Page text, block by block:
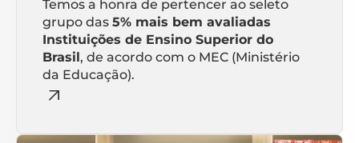
Temos a honra de pertencer ao seleto
grupo das 5% mais bem avaliadas
Instituições de Ensino Superior do
Brasil, de acordo com o MEC (Ministério
da Educação).